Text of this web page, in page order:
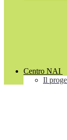
Centro NAI
Il